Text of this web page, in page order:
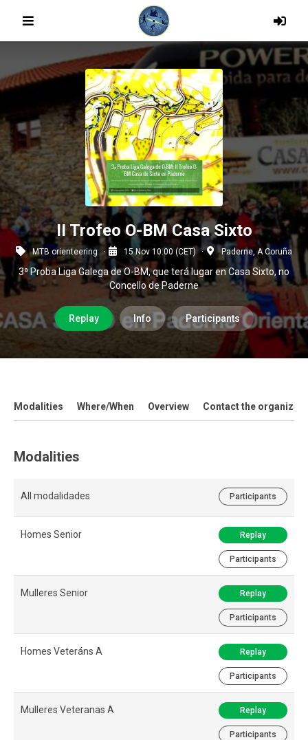
II Trofeo O-BM Casa Sixto
MTB orienteering 15 Nov 10:00 (CET) Paderne, A Coruña
3ª Proba Liga Galega de O-BM, que terá lugar en Casa Sixto, no
Concello de Paderne
Replay Info Participants
Modalities Where/When Overview Contact the
Modalities
All modalidades Participants
Homes Senior Replay
Participants
Mulleres Senior Replay
Participants
Homes Veteráns A Replay
Participants
Mulleres Veteranas A Replay
Participants